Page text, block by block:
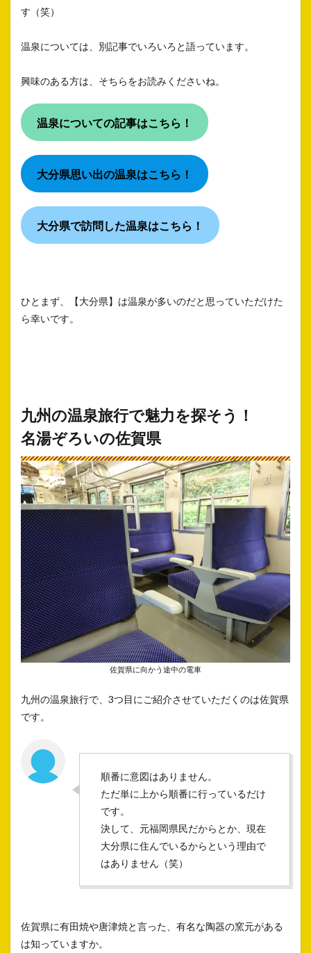
す（笑）
温泉については、別記事でいろいろと語っています。
興味のある方は、そちらをお読みくださいね。
温泉についての記事はこちら！
大分県思い出の温泉はこちら！
大分県で訪問した温泉はこちら！
ひとまず、【大分県】は温泉が多いのだと思っていただけた
ら幸いです。
九州の温泉旅行で魅力を探そう！
名湯ぞろいの佐賀県
佐賀県に向かう途中の電車
九州の温泉旅行で、3つ目にご紹介させていただくのは佐賀県
です。
順番に意図はありません。
ただ単に上から順番に行っているだけ
です。
決して、元福岡県民だからとか、現在
大分県に住んでいるからという理由で
はありません（笑）
佐賀県に有田焼や唐津焼と言った、有名な陶器の窯元がある
は知っていますか。